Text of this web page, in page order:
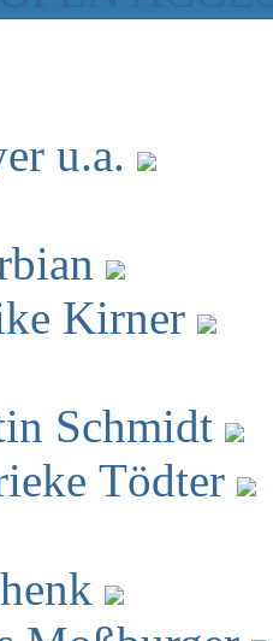
u.a.
Kirner
Schmidt
Tödter